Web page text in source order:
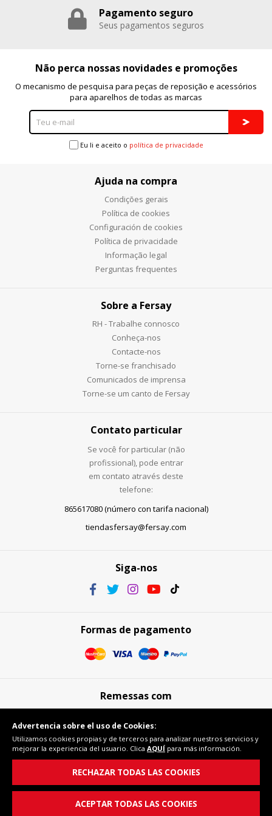
Pagamento seguro
Seus pagamentos seguros
Não perca nossas novidades e promoções
O mecanismo de pesquisa para peças de reposição e acessórios
para aparelhos de todas as marcas
Eu li e aceito o política de privacidade
Ajuda na compra
Condições gerais
Política de cookies
Configuración de cookies
Política de privacidade
Informação legal
Perguntas frequentes
Sobre a Fersay
RH - Trabalhe connosco
Conheça-nos
Contacte-nos
Torne-se franchisado
Comunicados de imprensa
Torne-se um canto de Fersay
Contato particular
Se você for particular (não
profissional), pode entrar
em contato através deste
telefone:
865617080 (número con tarifa nacional)
tiendasfersay@fersay.com
Siga-nos
Formas de pagamento
Remessas com
Compra segura
Advertencia sobre el uso de Cookies:
Utilizamos cookies propias y de terceros para analizar nuestros servicios y
mejorar la experiencia del usuario. Clica AQUÍ para más información.
RECHAZAR TODAS LAS COOKIES
ACEPTAR TODAS LAS COOKIES
Puedes volver a configurar tus cookies desde la sección
"Configuración de cookies" al pie de la página. También puedes
consultar nuestrapolítica de cookies